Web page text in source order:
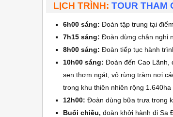
LỊCH TRÌNH: TOUR THAM
6h00 sáng: Đoàn tập trung tại
7h15 sáng: Đoàn dừng chân nghỉ
8h00 sáng: Đoàn tiếp tục hành
10h00 sáng: Đoàn đến Cao Lãnh,
sen thơm ngát, vô rừng tràm nơi
trong khu thiên nhiên rộng
12h00: Đoàn dùng bữa trưa trong
Buổi chiều, đoàn khởi hành đi Sa